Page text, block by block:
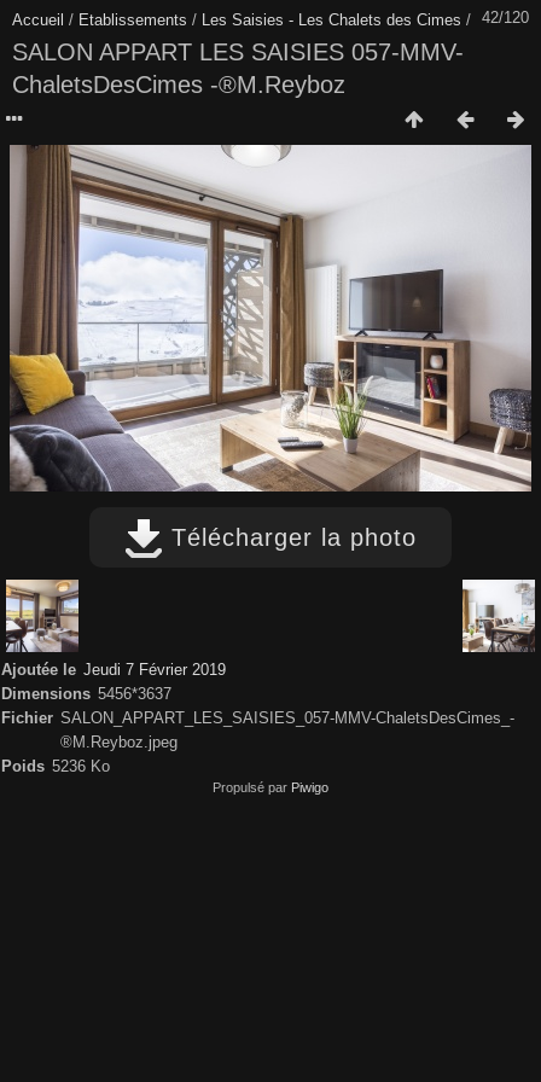
42/120
Accueil / Etablissements / Les Saisies - Les Chalets des Cimes /
SALON APPART LES SAISIES 057-MMV-
ChaletsDesCimes -®M.Reyboz
Télécharger la photo
Ajoutée le Jeudi 7 Février 2019
Dimensions 5456*3637
Fichier SALON_APPART_LES_SAISIES_057-MMV-ChaletsDesCimes_-
®M.Reyboz.jpeg
Poids 5236 Ko
Propulsé par Piwigo